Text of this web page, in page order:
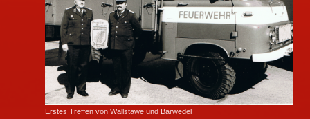
Erstes Treffen von Wallstawe und Barwedel